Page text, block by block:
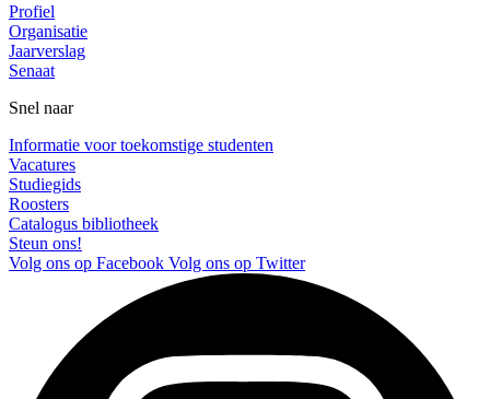
Profiel
Organisatie
Jaarverslag
Senaat
Snel naar
Informatie voor toekomstige studenten
Vacatures
Studiegids
Roosters
Catalogus bibliotheek
Steun ons!
Volg ons op Facebook Volg ons op Twitter